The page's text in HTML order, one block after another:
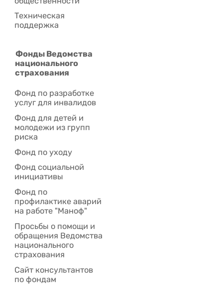
Техническая
поддержка
Фонды Ведомства
национального
страхования
Фонд по разработке
услуг для инвалидов
Фонд для детей и
молодежи из групп
риска
Фонд по уходу
Фонд социальной
инициативы
Фонд по
профилактике аварий
на работе "Маноф"
Просьбы о помощи и
обращения Ведомства
национального
страхования
Сайт консультантов
по фондам